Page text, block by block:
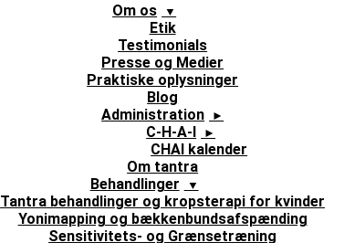
Om os
Etik
Testimonials
Presse og Medier
Praktiske oplysninger
Blog
Administration
C-H-A-I
CHAI kalender
Om tantra
Behandlinger
Tantra behandlinger og kropsterapi for kvinder
Yonimapping og bækkenbundsafspænding
Sensitivitets- og Grænsetræning